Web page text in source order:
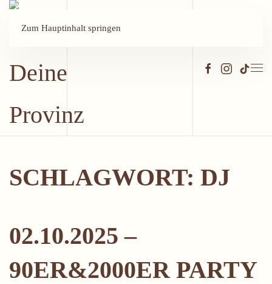
Zum Hauptinhalt springen
SCHLAGWORT: DJ
02.10.2025 –
90ER&2000ER PARTY